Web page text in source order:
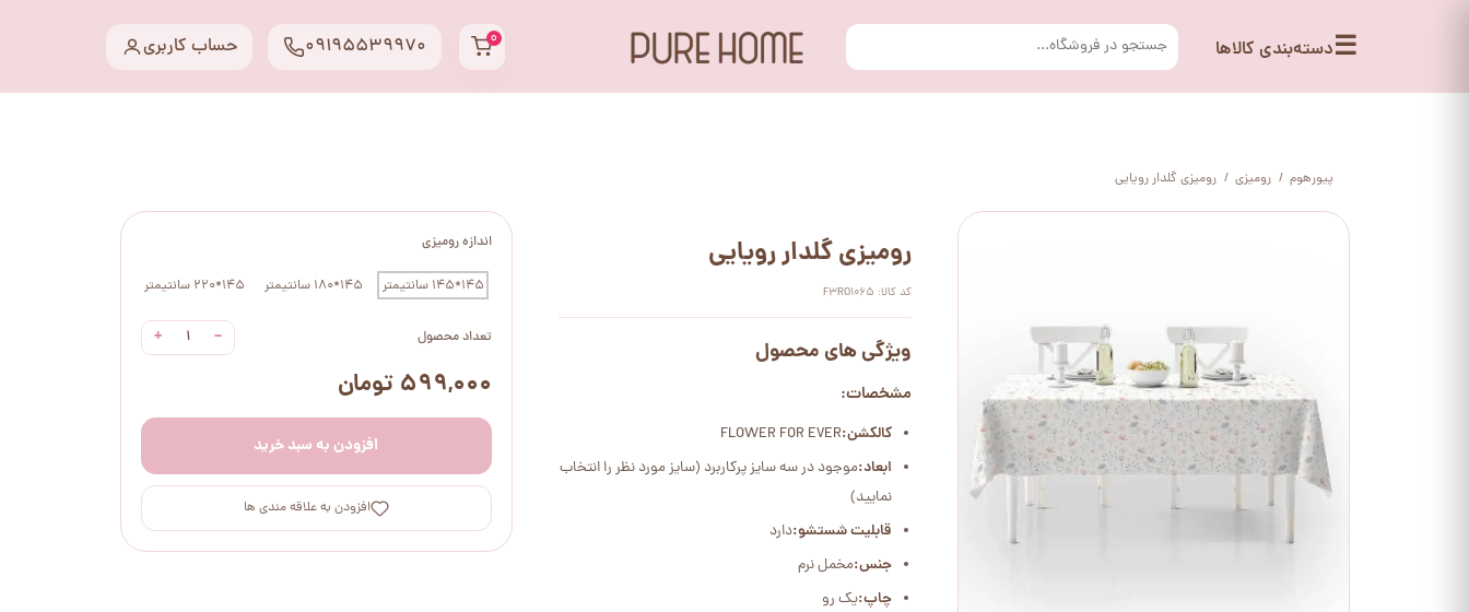
☰دسته‌بندی کالاها ۰ حساب کاربری 09195539970
پیورهوم رومیزی رومیزی گلدار رویایی
اندازه رومیزی
145*145 سانتیمتر 145*180 سانتیمتر 145*220 سانتیمتر
تعداد محصول −
+
۵۹۹,۰۰۰ تومان
افزودن به سبد خرید
افزودن به علاقه مندی ها
رومیزی گلدار رویایی
کد کالا: F3RO1065
ویژگی های محصول
مشخصات:
کالکشن:FLOWER FOR EVER
ابعاد:موجود در سه سایز پرکاربرد (سایز مورد نظر را انتخاب
نمایید)
قابلیت شستشو:دارد
جنس:مخمل نرم
چاپ:یک رو